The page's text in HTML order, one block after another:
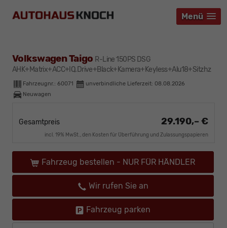
Menü
Menü
Menü
Volkswagen Taigo R-Line 150PS DSG
AHK+Matrix+ACC+IQ.Drive+Black+Kamera+Keyless+Alu18+Sitzhz
Fahrzeugnr.: 60071 unverbindliche Lieferzeit: 08.08.2026
Neuwagen
Gesamtpreis 29.190,– €
incl. 19% MwSt., den Kosten für Überführung und Zulassungspapieren
Fahrzeug bestellen - NUR FÜR HÄNDLER
Wir rufen Sie an
Fahrzeug parken